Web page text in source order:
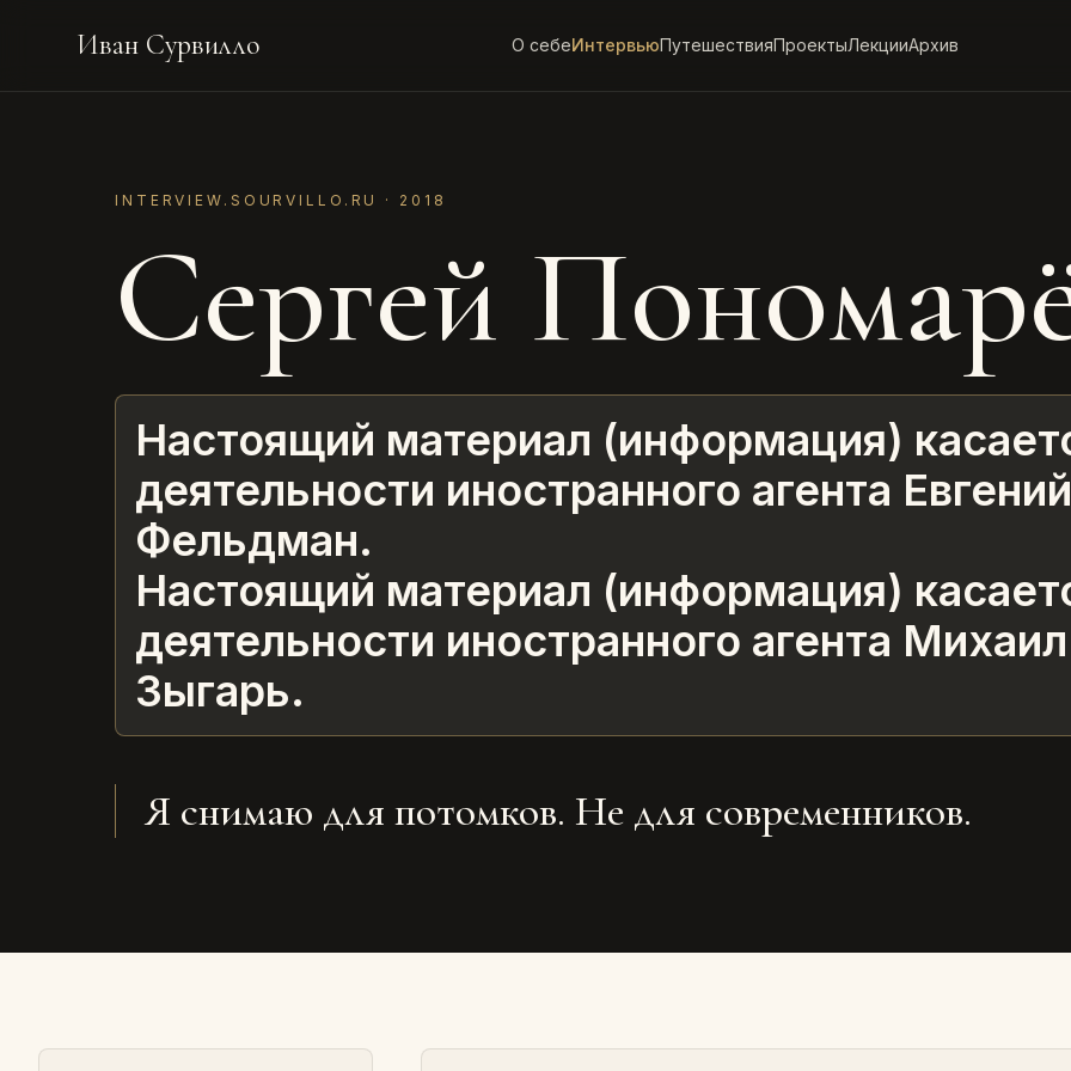
Иван Сурвилло О себеИнтервьюПутешествияПроектыЛекцииАрхив
INTERVIEW.SOURVILLO.RU · 2018
Сергей
Настоящий материал (информация)
деятельности иностранного агента Евгений
Фельдман.
Настоящий материал (информация)
деятельности иностранного агента Михаил
Зыгарь.
Я снимаю для потомков. Не для современников.